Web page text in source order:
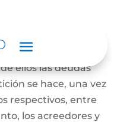
causa de muerte
repartir los bienes
ellos las deudas
se hace, una vez
respectivos, entre
los acreedores y